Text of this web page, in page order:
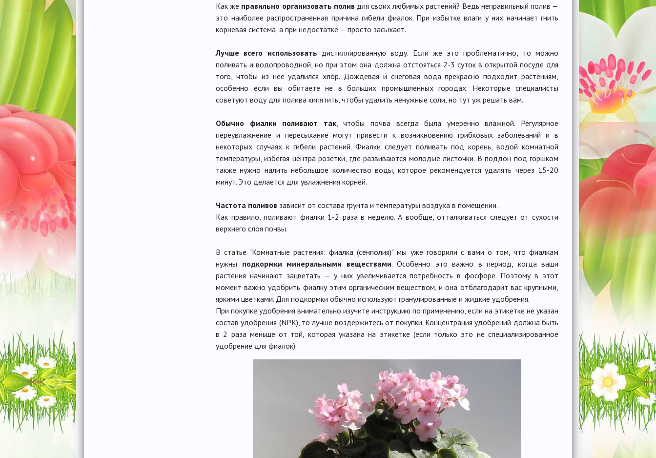
Как же правильно организовать полив для своих любимых растений? Ведь неправильный полив —
это наиболее распространенная причина гибели фиалок. При избытке влаги у них начинает гнить
корневая система, а при недостатке — просто засыхает.
Лучше всего использовать дистиллированную воду. Если же это проблематично, то можно
поливать и водопроводной, но при этом она должна отстояться 2-3 суток в открытой посуде для
того, чтобы из нее удалился хлор. Дождевая и снеговая вода прекрасно подходит растениям,
особенно если вы обитаете не в больших промышленных городах. Некоторые специалисты
советуют воду для полива кипятить, чтобы удалить ненужные соли, но тут уж решать вам.
Обычно фиалки поливают так, чтобы почва всегда была умеренно влажной. Регулярное
переувлажнение и пересыхание могут привести к возникновению грибковых заболеваний и в
некоторых случаях к гибели растений. Фиалки следует поливать под корень, водой комнатной
температуры, избегая центра розетки, где развиваются молодые листочки. В поддон под горшком
также нужно налить небольшое количество воды, которое рекомендуется удалять через 15-20
минут. Это делается для увлажнения корней.
Частота поливов зависит от состава грунта и температуры воздуха в помещении.
Как правило, поливают фиалки 1-2 раза в неделю. А вообще, отталкиваться следует от сухости
верхнего слоя почвы.
В статье "Комнатные растения: фиалка (сенполия)" мы уже говорили с вами о том, что фиалкам
нужны подкормки минеральными веществами. Особенно это важно в период, когда ваши
растения начинают зацветать — у них увеличивается потребность в фосфоре. Поэтому в этот
момент важно удобрить фиалку этим органическим веществом, и она отблагодарит вас крупными,
яркими цветками. Для подкормки обычно используют гранулированные и жидкие удобрения.
При покупке удобрения внимательно изучите инструкцию по применению, если на этикетке не указан
состав удобрения (NPK), то лучше воздержитесь от покупки. Концентрация удобрений должна быть
в 2 раза меньше от той, которая указана на этикетке (если только это не специализированное
удобрение для фиалок).